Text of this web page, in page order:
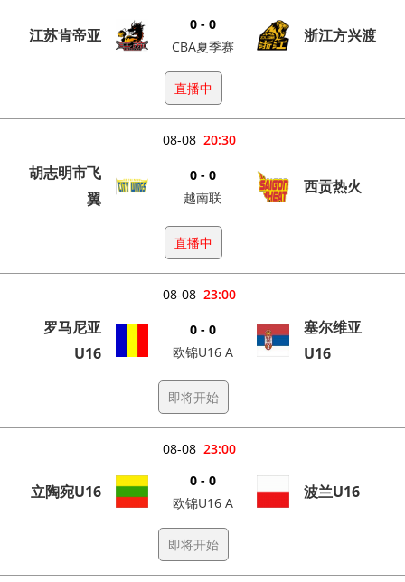
江苏肯帝亚
0 - 0
CBA夏季赛
浙江方兴渡
直播中
20:30
08-08
胡志明市飞
翼
0 - 0
越南联
西贡热火
直播中
23:00
08-08
罗马尼亚
U16
0 - 0
欧锦U16 A
塞尔维亚
U16
即将开始
23:00
08-08
立陶宛U16
0 - 0
欧锦U16 A
波兰U16
即将开始